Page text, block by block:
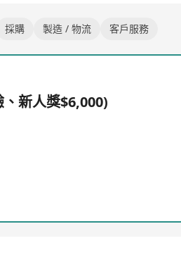
採購 製造 / 物流 客戶服務
新人獎$6,000)